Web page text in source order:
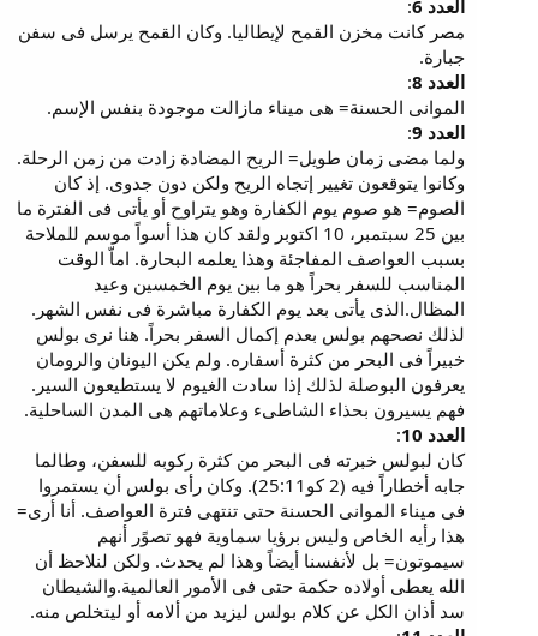
العدد 6
:
مصر كانت مخزن القمح لإيطاليا. وكان القمح يرسل فى سفن
جبارة.
العدد 8
:
الموانى الحسنة= هى ميناء مازالت موجودة بنفس الإسم.
العدد 9
:
ولما مضى زمان طويل= الريح المضادة زادت من زمن الرحلة.
وكانوا يتوقعون تغيير إتجاه الريح ولكن دون جدوى. إذ كان
الصوم= هو صوم يوم الكفارة وهو يتراوح أو يأتى فى الفترة ما
بين 25 سبتمبر، 10 اكتوبر ولقد كان هذا أسواً موسم للملاحة
بسبب العواصف المفاجئة وهذا يعلمه البحارة. اماّ الوقت
المناسب للسفر بحراً هو ما بين يوم الخمسين وعيد
المظال.الذى يأتى بعد يوم الكفارة مباشرة فى نفس الشهر.
لذلك نصحهم بولس بعدم إكمال السفر بحراً. هنا نرى بولس
خبيراً فى البحر من كثرة أسفاره. ولم يكن اليونان والرومان
يعرفون البوصلة لذلك إذا سادت الغيوم لا يستطيعون السير.
فهم يسيرون بحذاء الشاطىء وعلاماتهم هى المدن الساحلية.
العدد 10
:
كان لبولس خبرته فى البحر من كثرة ركوبه للسفن، وطالما
جابه أخطاراً فيه (2 كو25:11). وكان رأى بولس أن يستمروا
فى ميناء الموانى الحسنة حتى تنتهى فترة العواصف. أنا أرى=
هذا رأيه الخاص وليس برؤيا سماوية فهو تصوًر أنهم
سيموتون= بل لأنفسنا أيضاً وهذا لم يحدث. ولكن لنلاحظ أن
الله يعطى أولاده حكمة حتى فى الأمور العالمية.والشيطان
سد أذان الكل عن كلام بولس ليزيد من ألامه أو ليتخلص منه.